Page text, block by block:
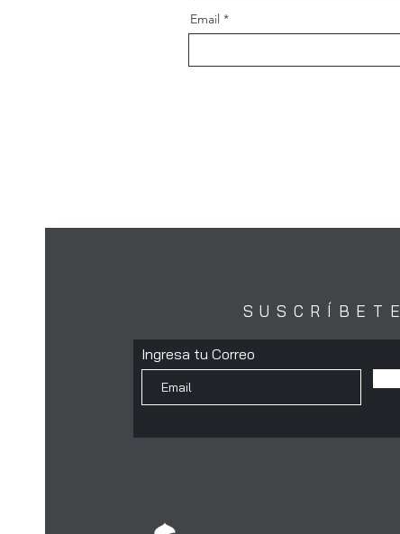
Email
SUSCRÍBETE
Ingresa tu Correo